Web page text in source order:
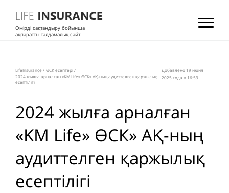
Өмірді сақтандыру бойынша
ақпаратты-талдамалық сайт
LifeInsurance / ӨСК есептері/
2024 жылға арналған «KM Life» ӨСК» АҚ-ның аудиттелген қаржылық
есептілігі
Добавлено 19 июня
2025 года в 16:53
2024 жылға арналған
«KM Life» ӨСК» АҚ-ның
аудиттелген қаржылық
есептілігі